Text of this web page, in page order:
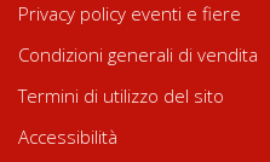
Privacy policy eventi e fiere
Condizioni generali di vendita
Termini di utilizzo del sito
Accessibilità